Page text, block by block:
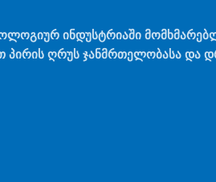
ინდუსტრიაში
ღრუს ჯანმრთელობასა და